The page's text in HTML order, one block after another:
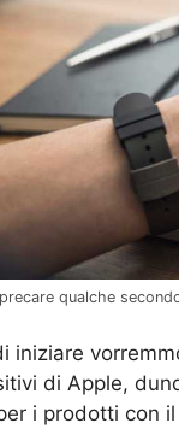
qualche
iniziare
di Apple,
i prodotti con